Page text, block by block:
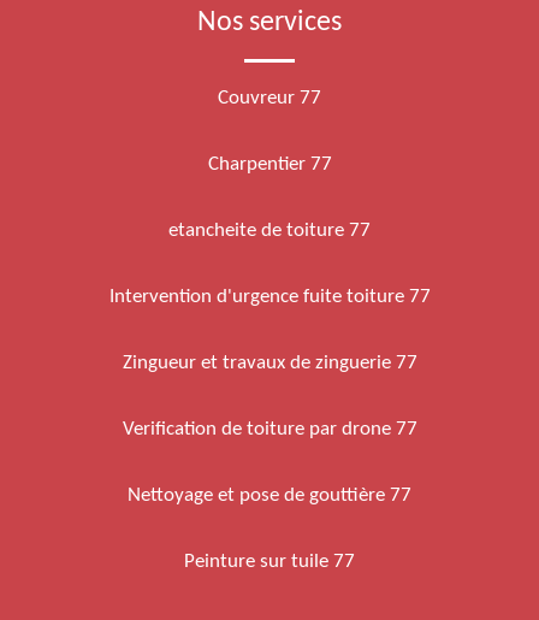
Nos services
Couvreur 77
Charpentier 77
etancheite de toiture 77
Intervention d'urgence fuite toiture 77
Zingueur et travaux de zinguerie 77
Verification de toiture par drone 77
Nettoyage et pose de gouttière 77
Peinture sur tuile 77